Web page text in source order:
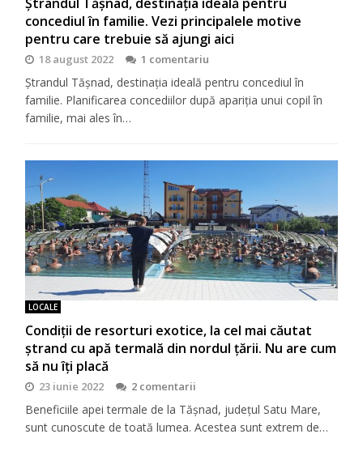
concediul în familie. Vezi principalele motive
pentru care trebuie să ajungi aici
18 august 2022 1 comentariu
Ștrandul Tășnad, destinația ideală pentru concediul în
familie. Planificarea concediilor după apariția unui copil în
familie, mai ales în…
LOCALE
Condiţii de resorturi exotice, la cel mai căutat
ştrand cu apă termală din nordul ţării. Nu are cum
să nu îţi placă
23 iunie 2022 2 comentarii
Beneficiile apei termale de la Tășnad, județul Satu Mare,
sunt cunoscute de toată lumea. Acestea sunt extrem de…